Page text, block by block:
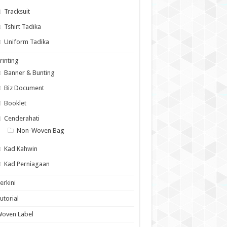
Tracksuit
Tshirt Tadika
Uniform Tadika
Banner & Bunting
Biz Document
Booklet
Cenderahati
Non-Woven Bag
Kad Kahwin
Kad Perniagaan
Label